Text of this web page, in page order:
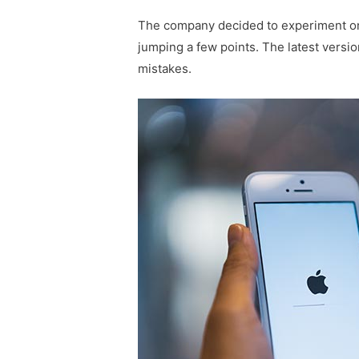
The company decided to experiment
jumping a few points. The latest
mistakes.